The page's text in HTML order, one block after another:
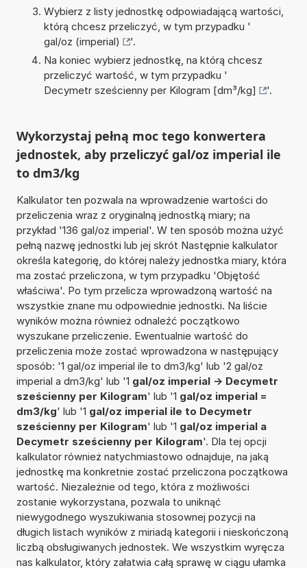
Wybierz z listy jednostkę odpowiadającą wartości,
którą chcesz przeliczyć, w tym przypadku '
gal/oz (imperial)
'.
Na koniec wybierz jednostkę, na którą chcesz
przeliczyć wartość, w tym przypadku '
Decymetr sześcienny per Kilogram [dm³/kg]
'.
Wykorzystaj pełną moc tego konwertera
jednostek, aby przeliczyć gal/oz imperial ile
to dm3/kg
Kalkulator ten pozwala na wprowadzenie wartości do
przeliczenia wraz z oryginalną jednostką miary; na
przykład '136 gal/oz imperial'. W ten sposób można użyć
pełną nazwę jednostki lub jej skrót Następnie kalkulator
określa kategorię, do której należy jednostka miary, która
ma zostać przeliczona, w tym przypadku 'Objętość
właściwa'. Po tym przelicza wprowadzoną wartość na
wszystkie znane mu odpowiednie jednostki. Na liście
wyników można również odnaleźć początkowo
wyszukane przeliczenie. Ewentualnie wartość do
przeliczenia może zostać wprowadzona w następujący
sposób: '1 gal/oz imperial ile to dm3/kg' lub '2 gal/oz
imperial a dm3/kg' lub '1 gal/oz imperial -> Decymetr
sześcienny per Kilogram' lub '1 gal/oz imperial =
dm3/kg' lub '1 gal/oz imperial ile to Decymetr
sześcienny per Kilogram' lub '1 gal/oz imperial a
Decymetr sześcienny per Kilogram'. Dla tej opcji
kalkulator również natychmiastowo odnajduje, na jaką
jednostkę ma konkretnie zostać przeliczona początkowa
wartość. Niezależnie od tego, która z możliwości
zostanie wykorzystana, pozwala to uniknąć
niewygodnego wyszukiwania stosownej pozycji na
długich listach wyników z miriadą kategorii i nieskończoną
liczbą obsługiwanych jednostek. We wszystkim wyręcza
nas kalkulator, który załatwia całą sprawę w ciągu ułamka